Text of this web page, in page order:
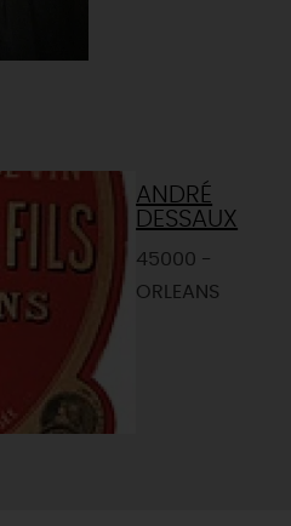
ANDRÉ
DESSAUX
45000 -
ORLEANS